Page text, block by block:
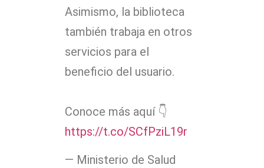
Asimismo, la biblioteca
también trabaja en otros
servicios para el
beneficio del usuario.
Conoce más aquí 👇
https://t.co/SCfPziL19r
— Ministerio de Salud